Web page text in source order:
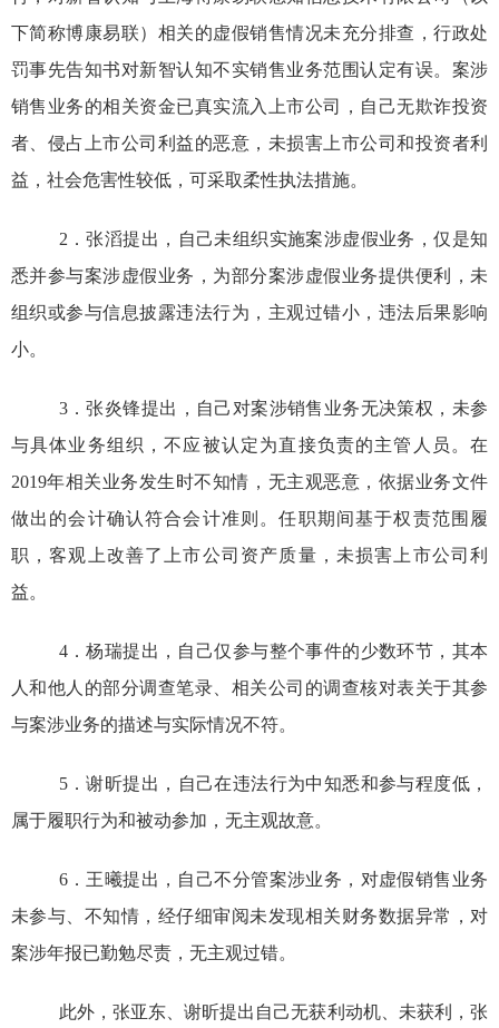
下简称博康易联）相关的虚假销售情况未充分排查，行政处
罚事先告知书对新智认知不实销售业务范围认定有误。案涉
销售业务的相关资金已真实流入上市公司， 自己无欺诈投资
者、侵占上市公司利益的恶意，未损害上市公司和投资者利
益， 社会危害性较低，可采取柔性执法措施。
2．张滔提出 ，自己未组织实施案涉虚假业务，仅是知
悉并参与案涉虚假业务，为部分案涉虚假业务提供便利
，未
组织或参与信息披露违法行为，主观过错小，违法后果影响
小。
3．张炎锋提出 ，自己对案涉销售业务无决策权，未参
与具体业务组织，不应被认定为直接负责的主管人员。在
2019年相关业务发生时不知情， 无主观恶意 ，依据业务文件
做出的会计确认符合会计准则。任职期间基于权责范围履
职，客观上改善了上市公司资产质量，未损害上市公司利
益。
4．杨瑞提出，自己仅参与整个事件的少数环节，其本
人和他人的部分调查笔录、相关公司的调查核对表关于其参
与案涉业务的描述与实际情况不符。
5．谢昕提出， 自己在违法行为中知悉和参与程度低，
属于履职行为和被动参加，无主观故意。
6．王曦提出，自己不分管案涉业务，对虚假销售业务
未参与、不知情，经仔细审阅未发现相关财务数据异常，对
案涉年报已勤勉尽责，无主观过错。
此外， 张亚东、谢昕提出自己无获利动机、未获利，张